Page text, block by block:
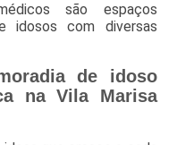
são espaços
idosos com diversas
de idoso
na Vila Marisa